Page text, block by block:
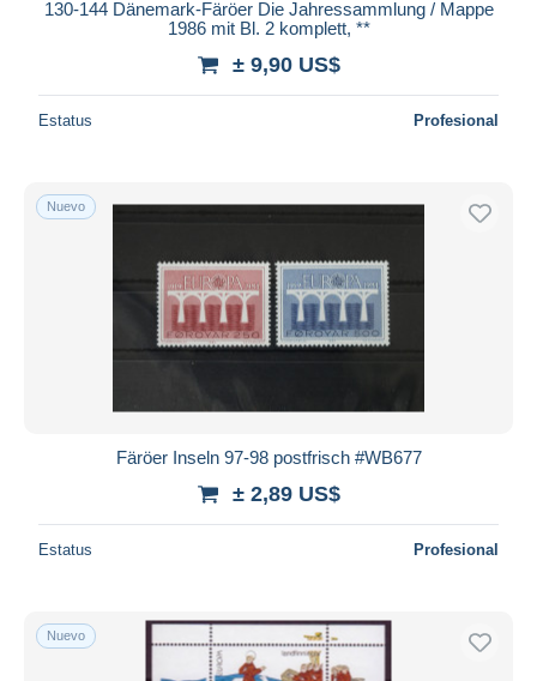
130-144 Dänemark-Färöer Die Jahressammlung / Mappe
1986 mit Bl. 2 komplett, **
± 9,90 US$
Estatus Profesional
Nuevo
Färöer Inseln 97-98 postfrisch #WB677
± 2,89 US$
Estatus Profesional
Nuevo